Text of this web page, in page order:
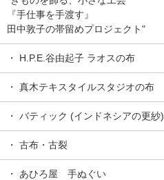
『手仕事を手渡す』
田中敦子の帯留めプロジェクト"
・ H.P.E.谷由起子 ラオスの布
・ 真木テキスタイルスタジオの布
・ バティック (インドネシアの更紗)
・ 古布・古裂
・ あひろ屋 手ぬぐい